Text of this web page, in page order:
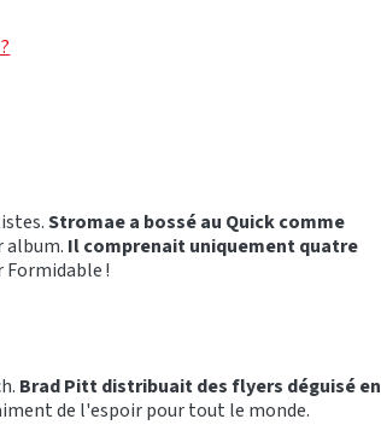
Stromae a bossé au Quick comme
album. Il comprenait uniquement quatre
Formidable !
Brad Pitt distribuait des flyers déguisé en
de l'espoir pour tout le monde.